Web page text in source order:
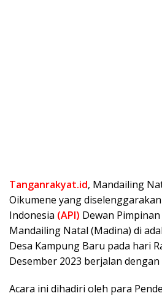
Tanganrakyat.id, Mandailing
Oikumene yang
Indonesia (API) Dewan
Mandailing Natal (Madina) di
Desa Kampung Baru pada hari
Desember 2023 berjalan
Acara ini dihadiri oleh para